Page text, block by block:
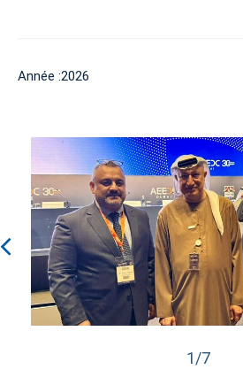
Année :2026
1/7